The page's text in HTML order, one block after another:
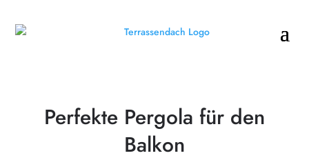
Perfekte Pergola für den
Balkon